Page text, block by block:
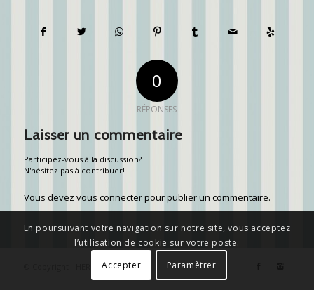
0
RÉPONSES
Laisser un commentaire
Participez-vous à la discussion?
N'hésitez pas à contribuer!
Vous devez vous connecterpour publier un commentaire.
© Copyright - HERMANN CONTE
En poursuivant votre navigation sur notre site, vous acceptez
l’utilisation de cookie sur votre poste.
Accepter
Paramètrer